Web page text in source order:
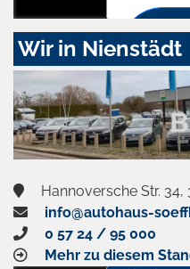
Wir in Nienstädt
Hannoversche Str. 34,
info@autohaus-
0 57 24 / 95 000
Mehr zu diesem